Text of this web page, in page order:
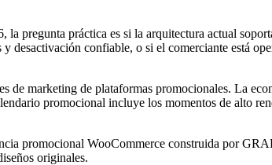
pregunta práctica es si la arquitectura actual
confiable, o si el comerciante está
de marketing de plataformas promocionales. La
promocional incluye los momentos de alto
promocional WooCommerce construida por
originales.